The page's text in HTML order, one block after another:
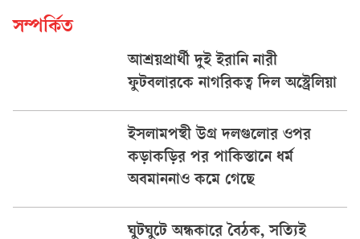
সম্পর্কিত
আশ্রয়প্রার্থী দুই ইরানি নারী
ফুটবলারকে নাগরিকত্ব দিল অস্ট্রেলিয়া
ইসলামপন্থী উগ্র দলগুলোর ওপর
কড়াকড়ির পর পাকিস্তানে ধর্ম
অবমাননাও কমে গেছে
ঘুটঘুটে অন্ধকারে বৈঠক, সত্যিই